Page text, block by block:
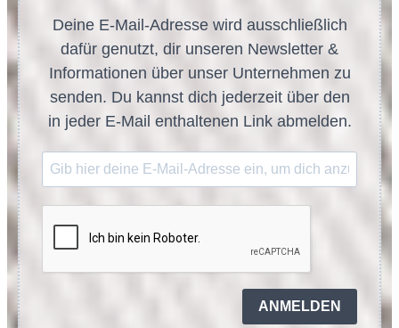
Deine E-Mail-Adresse wird ausschließlich
dafür genutzt, dir unseren Newsletter &
Informationen über unser Unternehmen zu
senden. Du kannst dich jederzeit über den
in jeder E-Mail enthaltenen Link abmelden.
ANMELDEN